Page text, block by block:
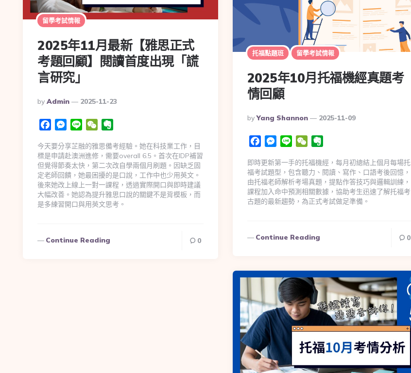
留學考試情報
2025年11月最新【雅思正式
考題回顧】閱讀首度出現「謊
言研究」
By Admin 2025-11-23
FacebookMessenger
Line WeChat
今天要分享芷融的雅思備考經驗。她在科技業工作，目
標是申請赴澳洲進修，需要overall 6.5。首次在IDP補習
但覺得節奏太快，第二次改自學兩個月刷題。因缺乏固
定老師回饋，她最困擾的是口說，工作中也少用英文。
後來她改上線上一對一課程，透過實際開口與即時建議
大幅改善。她認為提升雅思口說的關鍵不是背模板，而
是多練習開口與用英文思考。
Continue Reading 0
托福點題班 留學考試情報
2025年10月托福機經真題考
情回顧
By Yang Shannon 2025-11-09
FacebookMessenger
Line WeChat
即時更新第一手的托福機經，每月初總結上個月每場托
福考試題型，包含聽力、閱讀、寫作、口語考後回憶，
由托福老師解析考場真題，提點作答技巧與邏輯訓練，
課程加入命中預測相關數據，協助考生迅速了解托福考
古題的最新趨勢，為正式考試做足準備。
Continue Reading 0